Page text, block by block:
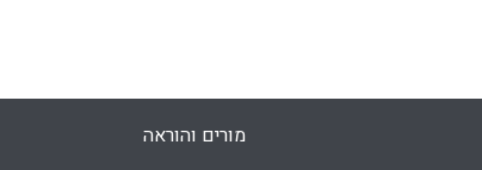
מורים והוראה